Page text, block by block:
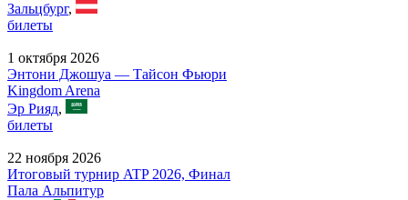
Зальцбург,
билеты
1 октября 2026
Энтони Джошуа — Тайсон Фьюри
Kingdom Arena
Эр Рияд,
билеты
22 ноября 2026
Итоговый турнир ATP 2026, Финал
Пала Альпитур